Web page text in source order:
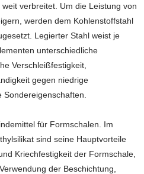
verbreitet. Um die Leistung von
werden dem Kohlenstoffstahl
Legierter Stahl weist je
unterschiedliche
Verschleißfestigkeit,
gegen niedrige
Sondereigenschaften.
für Formschalen. Im
sind seine Hauptvorteile
Kriechfestigkeit der Formschale,
der Beschichtung,